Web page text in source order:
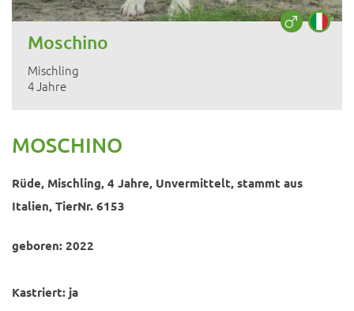
Moschino
Mischling
4 Jahre
MOSCHINO
Rüde, Mischling, 4 Jahre, Unvermittelt, stammt aus
Italien, TierNr. 6153
geboren: 2022
Kastriert: ja